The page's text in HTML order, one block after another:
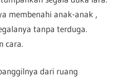
membenahi anak-anak ,
tanpa terduga.
cara.
dari ruang